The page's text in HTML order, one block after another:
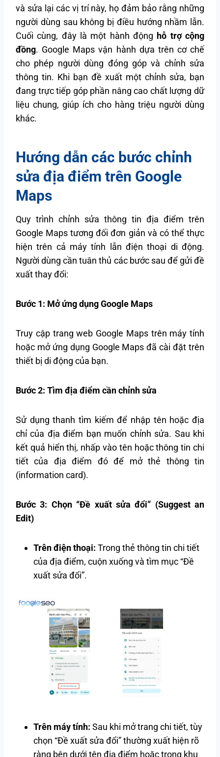
và sửa lại các vị trí này, họ đảm bảo rằng những
người dùng sau không bị điều hướng nhầm lẫn.
Cuối cùng, đây là một hành động hỗ trợ cộng
đồng. Google Maps vận hành dựa trên cơ chế
cho phép người dùng đóng góp và chỉnh sửa
thông tin. Khi bạn đề xuất một chỉnh sửa, bạn
đang trực tiếp góp phần nâng cao chất lượng dữ
liệu chung, giúp ích cho hàng triệu người dùng
khác.
Hướng dẫn các bước chỉnh
sửa địa điểm trên Google
Maps
Quy trình chỉnh sửa thông tin địa điểm trên
Google Maps tương đối đơn giản và có thể thực
hiện trên cả máy tính lẫn điện thoại di động.
Người dùng cần tuân thủ các bước sau để gửi đề
xuất thay đổi:
Bước 1: Mở ứng dụng Google Maps
Truy cập trang web Google Maps trên máy tính
hoặc mở ứng dụng Google Maps đã cài đặt trên
thiết bị di động của bạn.
Bước 2: Tìm địa điểm cần chỉnh sửa
Sử dụng thanh tìm kiếm để nhập tên hoặc địa
chỉ của địa điểm bạn muốn chỉnh sửa. Sau khi
kết quả hiển thị, nhấp vào tên hoặc thông tin chi
tiết của địa điểm đó để mở thẻ thông tin
(information card).
Bước 3: Chọn “Đề xuất sửa đổi” (Suggest an
Edit)
Trên điện thoại: Trong thẻ thông tin chi tiết
của địa điểm, cuộn xuống và tìm mục “Đề
xuất sửa đổi”.
Trên máy tính: Sau khi mở trang chi tiết, tùy
chọn “Đề xuất sửa đổi” thường xuất hiện rõ
ràng bên dưới tên địa điểm hoặc trong khu